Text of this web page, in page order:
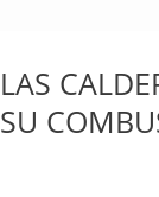
LAS
SU